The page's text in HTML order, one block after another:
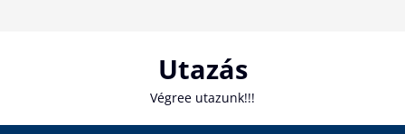
Utazás
Végree utazunk!!!